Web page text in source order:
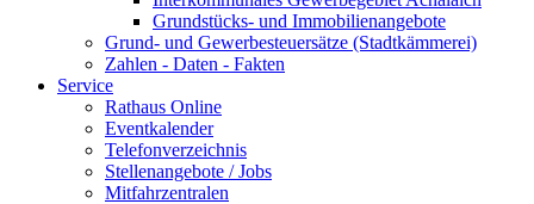
Grundstücks- und Immobilienangebote
Grund- und Gewerbesteuersätze (Stadtkämmerei)
Zahlen - Daten - Fakten
Service
Rathaus Online
Eventkalender
Telefonverzeichnis
Stellenangebote / Jobs
Mitfahrzentralen